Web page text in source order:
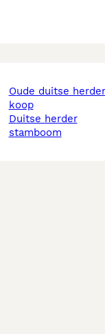
oude duitse herder te
koop
duitse herder
stamboom